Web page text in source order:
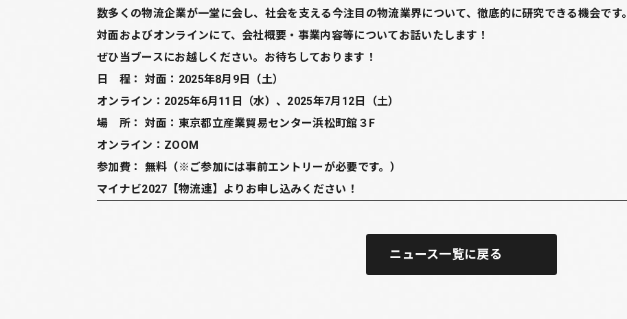
数多くの物流企業が一堂に会し、社会を支える今注目の物流業界について、徹底的に研究できる機会です。
対面およびオンラインにて、会社概要・事業内容等についてお話いたします！
ぜひ当ブースにお越しください。お待ちしております！
日 程： 対面：2025年8月9日（土）
オンライン：2025年6月11日（水）、2025年7月12日（土）
場 所： 対面：東京都立産業貿易センター浜松町館３F
オンライン：ZOOM
参加費： 無料（※ご参加には事前エントリーが必要です。）
マイナビ2027【物流連】よりお申し込みください！
ニュース一覧に戻る